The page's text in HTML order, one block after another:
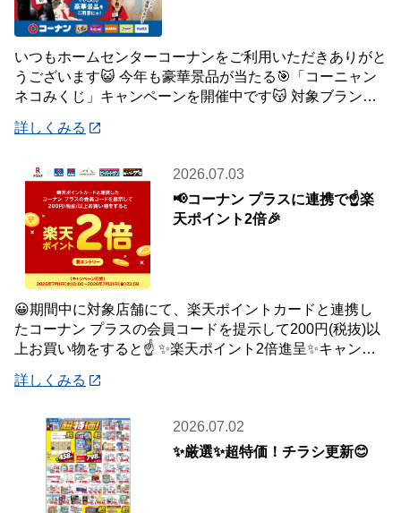
いつもホームセンターコーナンをご利用いただきありがと
うございます😺 今年も豪華景品が当たる🎯「コーニャン
ネコみくじ」キャンペーンを開催中です😽 対象ブランド
詳しくみる
2026.07.03
📢コーナン プラスに連携で☝️楽
天ポイント2倍🎉
😀期間中に対象店舗にて、楽天ポイントカードと連携し
たコーナン プラスの会員コードを提示して200円(税抜)以
上お買い物をすると☝️ ✨楽天ポイント2倍進呈✨キャンペ
詳しくみる
2026.07.02
✨厳選✨超特価！チラシ更新😊